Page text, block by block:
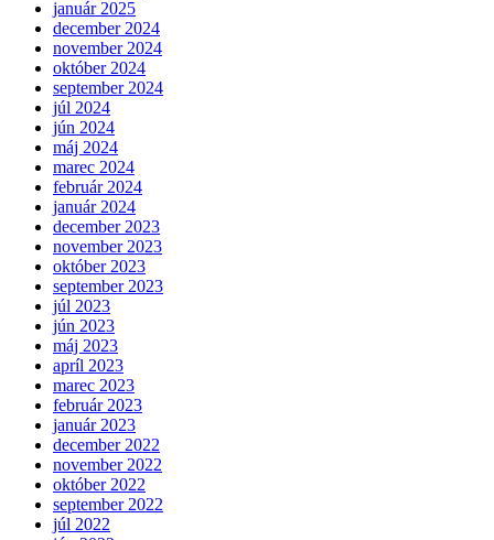
január 2025
december 2024
november 2024
október 2024
september 2024
júl 2024
jún 2024
máj 2024
marec 2024
február 2024
január 2024
december 2023
november 2023
október 2023
september 2023
júl 2023
jún 2023
máj 2023
apríl 2023
marec 2023
február 2023
január 2023
december 2022
november 2022
október 2022
september 2022
júl 2022